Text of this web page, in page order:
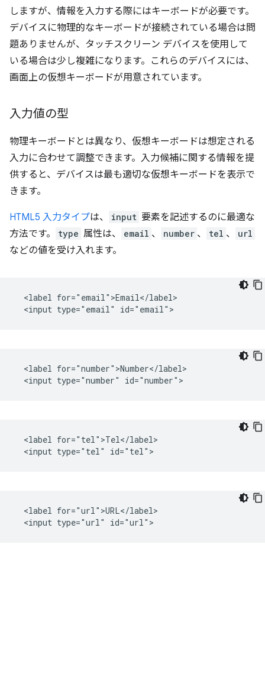
しますが、情報を入力する際にはキーボードが必要です。
デバイスに物理的なキーボードが接続されている場合は問
題ありませんが、タッチスクリーン デバイスを使用して
いる場合は少し複雑になります。これらのデバイスには、
画面上の仮想キーボードが用意されています。
入力値の型
物理キーボードとは異なり、仮想キーボードは想定される
入力に合わせて調整できます。入力候補に関する情報を提
供すると、デバイスは最も適切な仮想キーボードを表示で
きます。
HTML5 入力タイプは、 input 要素を記述するのに最適な
方法です。
type 属性は、 email 、 number 、 tel 、 url
などの値を受け入れます。
  <label for="email">Email</label>
  <label for="number">Number</label>
  <label for="tel">Tel</label>
  <label for="url">URL</label>